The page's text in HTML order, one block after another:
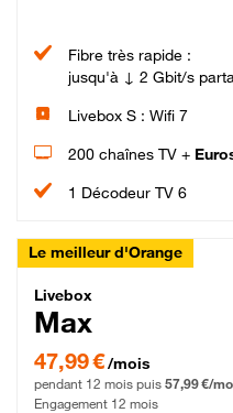
Fibre très rapide :
jusqu'à ↓ 2 Gbit/s
Livebox S : Wifi 7
200 chaînes TV +
1 Décodeur TV 6
Le meilleur d'Orange
Livebox Max
Livebox
Max
47,99 € par mois pendant 12
47,99 €/mois
pendant 12 mois puis 57,99 €/
Engagement 12 mois